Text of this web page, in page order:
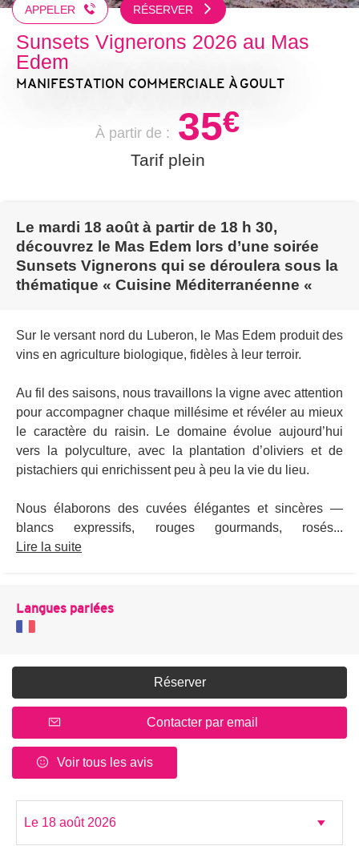
APPELER RÉSERVER
Sunsets Vignerons 2026 au Mas
Edem
MANIFESTATION COMMERCIALE À GOULT
À partir de : 35€
Tarif plein
Le mardi 18 août à partir de 18 h 30,
découvrez le Mas Edem lors d’une soirée
Sunsets Vignerons qui se déroulera sous la
thématique « Cuisine Méditerranéenne «
Sur le versant nord du Luberon, le Mas Edem produit des
vins en agriculture biologique, fidèles à leur terroir.
Au fil des saisons, nous travaillons la vigne avec attention
pour accompagner chaque millésime et révéler au mieux
le caractère du raisin. Le domaine évolue aujourd’hui
vers la polyculture, avec la plantation d’oliviers et de
pistachiers qui enrichissent peu à peu la vie du lieu.
Nous élaborons des cuvées élégantes et sincères —
blancs expressifs, rouges gourmands, rosés...
Lire la suite
Langues parlées
Réserver
Contacter par email
Voir tous les avis